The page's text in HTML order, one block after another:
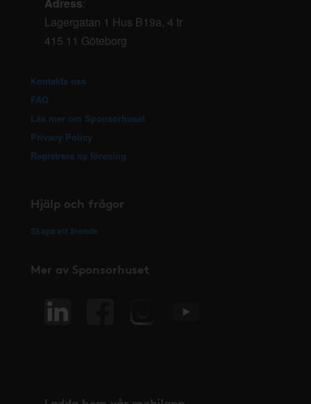
Lagergatan 1 Hus B19a, 4 tr
415 11 Göteborg
Kontakta oss
FAQ
Läs mer om Sponsorhuset
Privacy Policy
Registrera ny förening
Hjälp och frågor
Skapa ett ärende
Mer av Sponsorhuset